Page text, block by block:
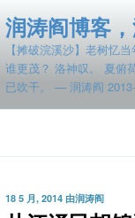
至
容
润涛阎博客
【摊破浣溪沙】老树忆
谁更茂？ 洛神叹。 夏俯
已吹干。 — 润涛阎
发
布
18 5 月, 2014 由润涛阎